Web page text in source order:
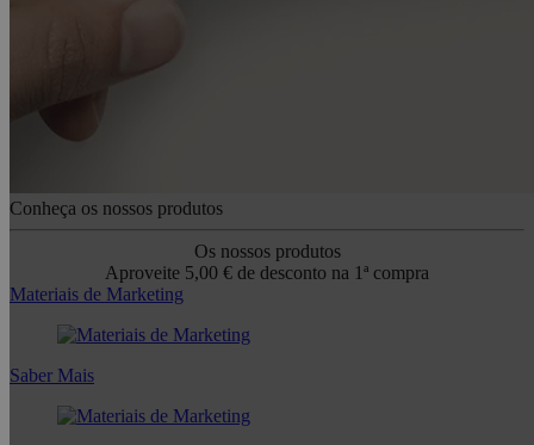
Conheça os nossos produtos
Os nossos produtos
Aproveite 5,00 € de desconto na 1ª compra
Materiais de Marketing
Saber Mais